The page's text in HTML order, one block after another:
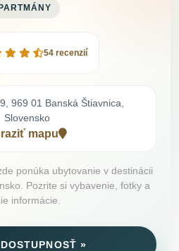
54 recenzií
969 01 Banská Štiavnica,
Slovensko
mapu
ponúka ubytovanie v destinácii
Pozrite si vybavenie, fotky a
informácie.
»